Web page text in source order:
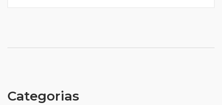
Categorias